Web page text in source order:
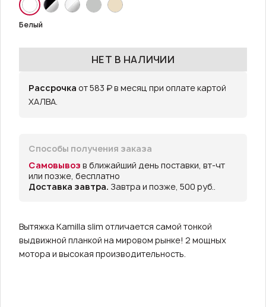
Белый
НЕТ В НАЛИЧИИ
Рассрочка от 583 ₽ в месяц при оплате картой
ХАЛВА.
Способы получения заказа
Самовывоз в ближайший день поставки, вт-чт
или позже, бесплатно
Доставка завтра. Завтра и позже, 500 руб..
Вытяжка Kamilla slim отличается самой тонкой
выдвижной планкой на мировом рынке! 2 мощных
мотора и высокая производительность.